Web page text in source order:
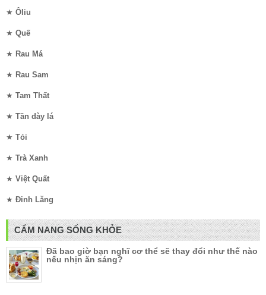
★ Ôliu
★ Quế
★ Rau Má
★ Rau Sam
★ Tam Thất
★ Tần dày lá
★ Tỏi
★ Trà Xanh
★ Việt Quất
★ Đinh Lăng
CẨM NANG SỐNG KHỎE
Đã bao giờ bạn nghĩ cơ thể sẽ thay đổi như thế nào
nếu nhịn ăn sáng?